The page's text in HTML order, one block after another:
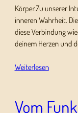
Körper.Zu unserer
inneren Wahrheit.
diese Verbindung
deinem Herzen und
Weiterlesen
Vom